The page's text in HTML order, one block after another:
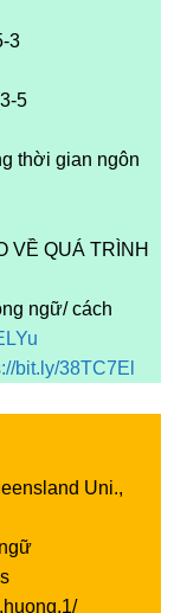
3
5
thời gian ngôn
VỀ QUÁ TRÌNH
ngữ/ cách
bit.ly/38TC7El
Uni.,